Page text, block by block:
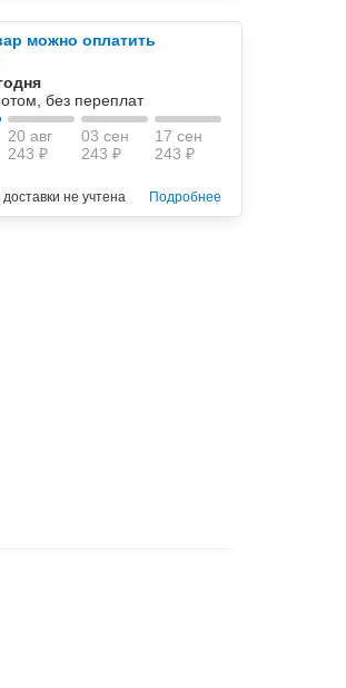
можно оплатить
без переплат
20 авг
243 ₽
03 сен
243 ₽
17 сен
243 ₽
не учтена Подробнее